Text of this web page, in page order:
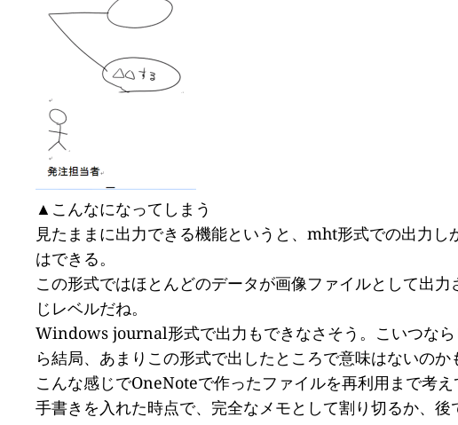
▲こんなになってしまう
見たままに出力できる機能というと、mht形式での出力
はできる。
この形式ではほとんどのデータが画像ファイルとして出
じレベルだね。
Windows journal形式で出力もできなさそう。こいつな
ら結局、あまりこの形式で出したところで意味はないのか
こんな感じでOneNoteで作ったファイルを再利用まで考
手書きを入れた時点で、完全なメモとして割り切るか、後